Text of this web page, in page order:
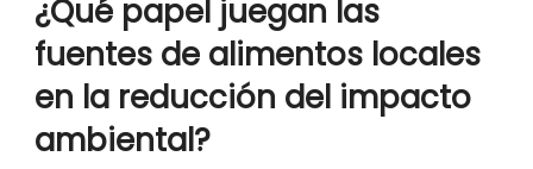
¿Qué papel juegan las
fuentes de alimentos locales
en la reducción del impacto
ambiental?